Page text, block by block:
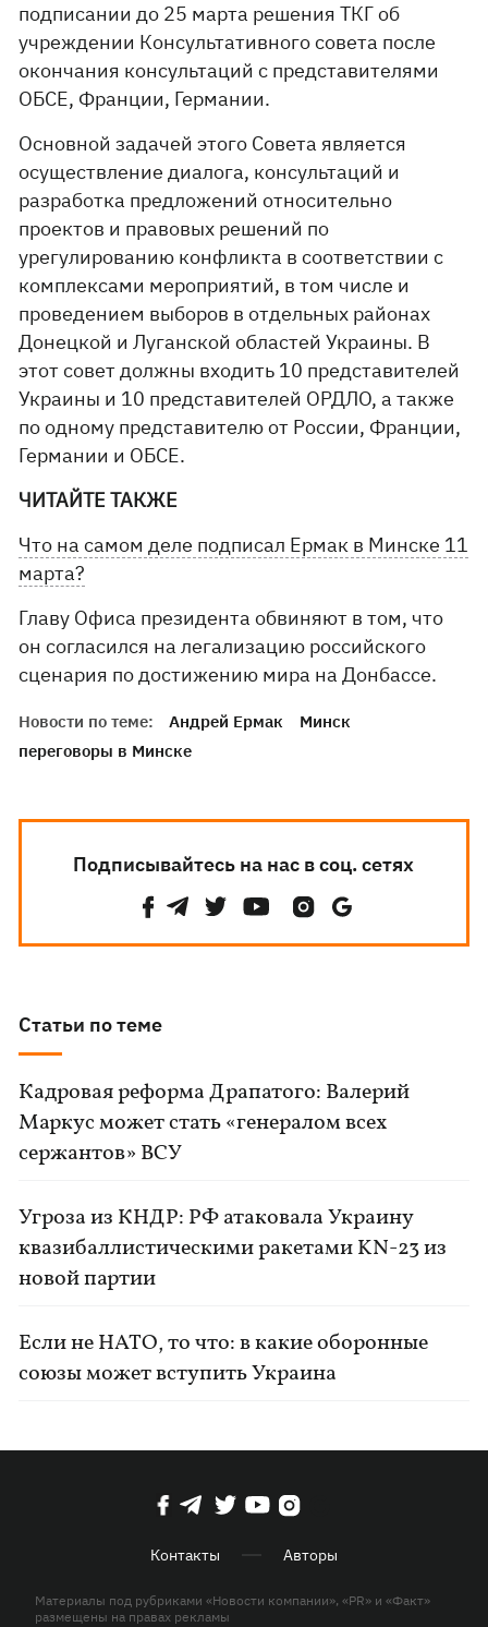
подписании до 25 марта решения ТКГ об
учреждении Консультативного совета после
окончания консультаций с представителями
ОБСЕ, Франции, Германии.
Основной задачей этого Совета является
осуществление диалога, консультаций и
разработка предложений относительно
проектов и правовых решений по
урегулированию конфликта в соответствии с
комплексами мероприятий, в том числе и
проведением выборов в отдельных районах
Донецкой и Луганской областей Украины. В
этот совет должны входить 10 представителей
Украины и 10 представителей ОРДЛО, а также
по одному представителю от России, Франции,
Германии и ОБСЕ.
ЧИТАЙТЕ ТАКЖЕ
Что на самом деле подписал Ермак в Минске 11
марта?
Главу Офиса президента обвиняют в том, что
он согласился на легализацию российского
сценария по достижению мира на Донбассе.
Новости по теме: Андрей Ермак
Минск
переговоры в Минске
Подписывайтесь на нас в соц. сетях
Статьи по теме
Кадровая реформа Драпатого: Валерий
Маркус может стать «генералом всех
сержантов» ВСУ
Угроза из КНДР: РФ атаковала Украину
квазибаллистическими ракетами KN-23 из
новой партии
Если не НАТО, то что: в какие оборонные
союзы может вступить Украина
Контакты Авторы
Материалы под рубриками «Новости компании», «PR» и «Факт»
размещены на правах рекламы